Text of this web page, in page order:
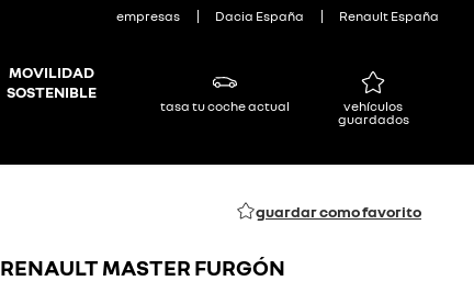
empresas Dacia España Renault España
MOVILIDAD
SOSTENIBLE
tasa tu coche actual
vehículos
guardados
guardar como favorito
RENAULT MASTER FURGÓN